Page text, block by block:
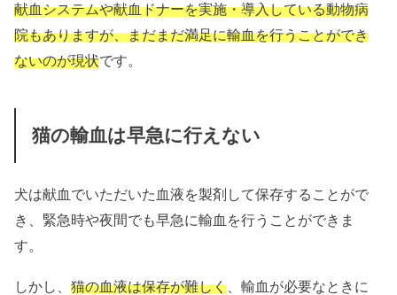
献血システムや献血ドナーを実施・導入している動物病
院もありますが、まだまだ満足に輸血を行うことができ
ないのが現状です。
猫の輸血は早急に行えない
犬は献血でいただいた血液を製剤して保存することがで
き、緊急時や夜間でも早急に輸血を行うことができま
す。
しかし、猫の血液は保存が難しく 、輸血が必要なときに